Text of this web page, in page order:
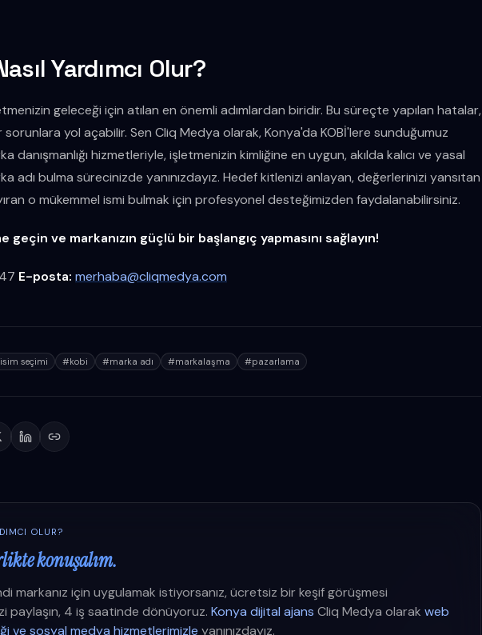
Yardımcı Olur?
geleceği için atılan en önemli adımlardan biridir. Bu süreçte yapılan hatalar,
yol açabilir. Sen Cliq Medya olarak, Konya'da KOBİ'lere sunduğumuz
danışmanlığı hizmetleriyle, işletmenizin kimliğine en uygun, akılda kalıcı ve yasal
adı bulma sürecinizde yanınızdayız. Hedef kitlenizi anlayan, değerlerinizi yansıtan
o mükemmel ismi bulmak için profesyonel desteğimizden faydalanabilirsiniz.
geçin ve markanızın güçlü bir başlangıç yapmasını sağlayın!
E-posta: merhaba@cliqmedya.com
isim seçimi #kobi #marka adı #markalaşma #pazarlama
OLUR?
konuşalım.
markanız için uygulamak istiyorsanız, ücretsiz bir keşif görüşmesi
paylaşın, 4 iş saatinde dönüyoruz. Konya dijital ajans Cliq Medya olarak web
ve sosyal medya hizmetlerimizle yanınızdayız.